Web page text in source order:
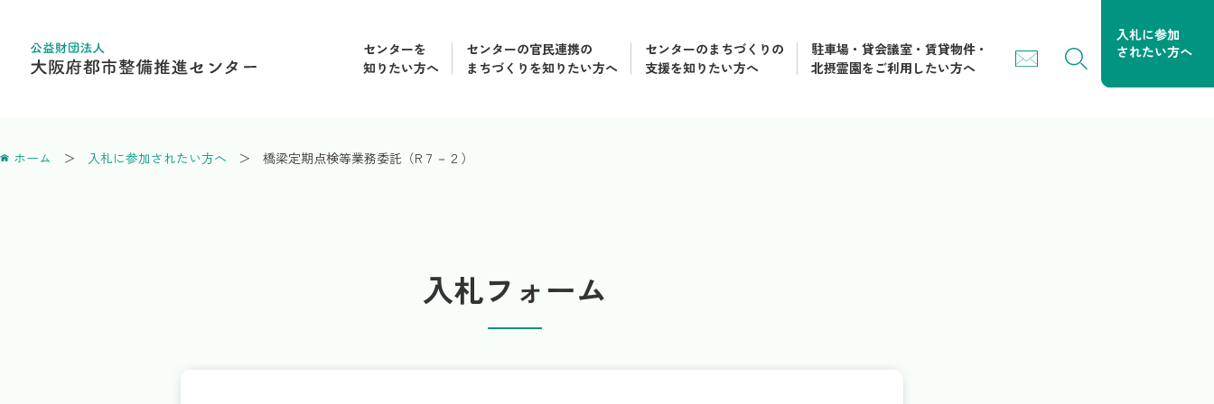
センターを
知りたい方へ
センターの官民連携の
まちづくりを知りたい方へ
センターのまちづくりの
支援を知りたい方へ
駐車場・貸会議室・賃貸物件・
北摂霊園をご利用したい方へ
ホーム 入札に参加されたい方へ 橋梁定期点検等業務委託（R７－２）
入札フォーム